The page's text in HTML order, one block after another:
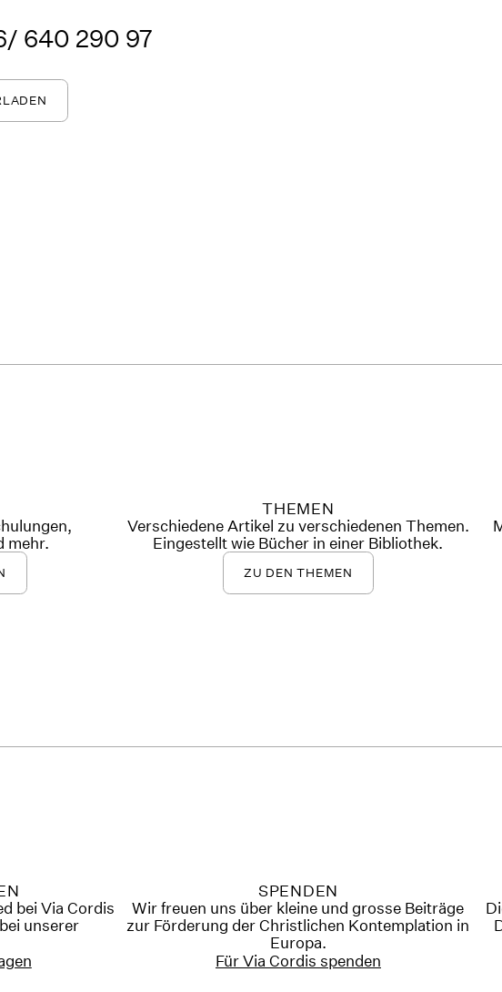
640 290 97
mehr.
THEMEN
Verschiedene Artikel zu verschiedenen Themen.
Eingestellt wie Bücher in einer Bibliothek.
ZU DEN THEMEN
bei Via Cordis
unserer
SPENDEN
Wir freuen uns über kleine und grosse Beiträge
zur Förderung der Christlichen Kontemplation in
Europa.
Für Via Cordis spenden